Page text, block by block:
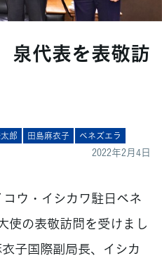
泉代表を表敬訪
郎 田島麻衣子 ベネズエラ
2022年2月4日
ウ・イシカワ駐日ベネ
使の表敬訪問を受けまし
子国際副局長、イシカ